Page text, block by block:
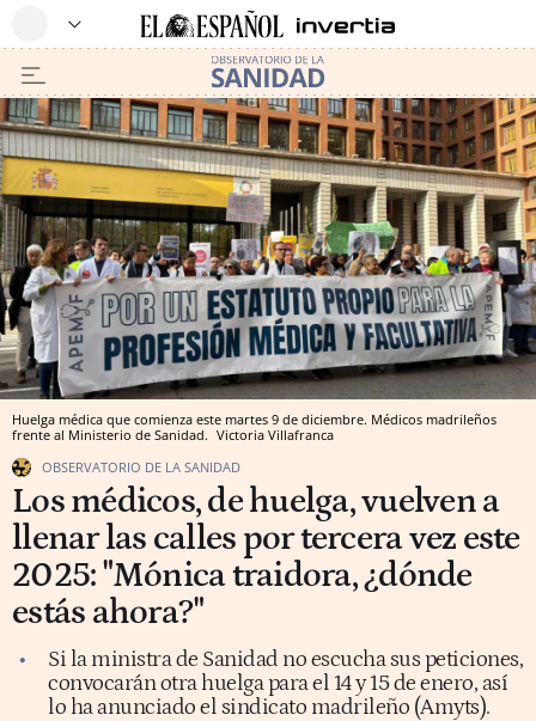
Huelga médica que comienza este martes 9 de diciembre. Médicos madrileños
frente al Ministerio de Sanidad. Victoria Villafranca
OBSERVATORIO DE LA SANIDAD
Los médicos, de huelga, vuelven a
llenar las calles por tercera vez este
2025: "Mónica traidora, ¿dónde
estás ahora?"
Si la ministra de Sanidad no escucha sus peticiones,
convocarán otra huelga para el 14 y 15 de enero, así
lo ha anunciado el sindicato madrileño (Amyts).